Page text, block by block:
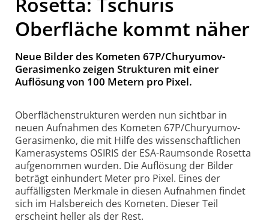
Oberfläche kommt näher
Neue Bilder des Kometen 67P/Churyumov-
Gerasimenko zeigen Strukturen mit einer
Auflösung von 100 Metern pro Pixel.
Oberflächenstrukturen werden nun sichtbar in
neuen Aufnahmen des Kometen 67P/Churyumov-
Gerasimenko, die mit Hilfe des wissenschaftlichen
Kamerasystems OSIRIS der ESA-Raumsonde Rosetta
aufgenommen wurden. Die Auflösung der Bilder
beträgt einhundert Meter pro Pixel. Eines der
auffälligsten Merkmale in diesen Aufnahmen findet
sich im Halsbereich des Kometen. Dieser Teil
erscheint heller als der Rest.